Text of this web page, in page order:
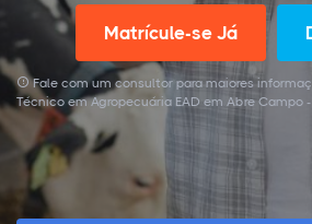
Matrícule-se Já
Fale com um consultor para maiores
Técnico em Agropecuária EAD em Abre Campo -